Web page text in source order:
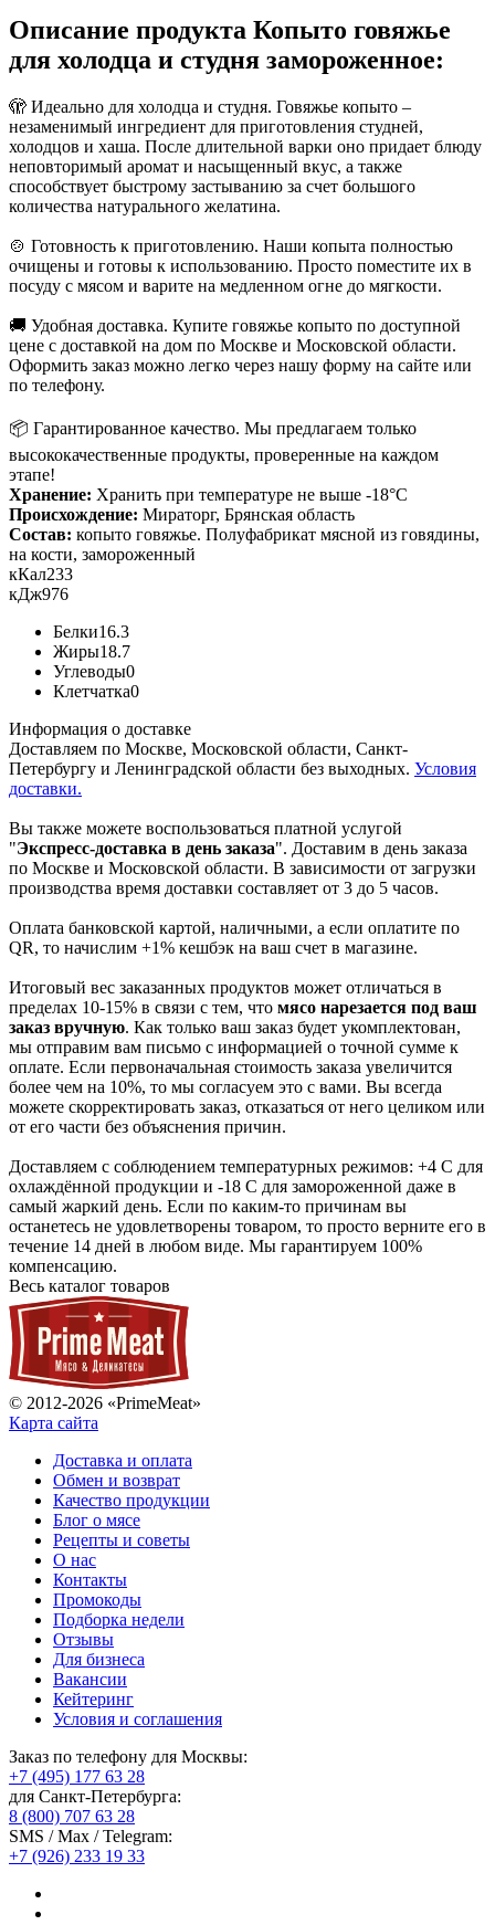
Описание продукта Копыто говяжье
для холодца и студня замороженное:
🫣 Идеально для холодца и студня. Говяжье копыто –
незаменимый ингредиент для приготовления студней,
холодцов и хаша. После длительной варки оно придает блюду
неповторимый аромат и насыщенный вкус, а также
способствует быстрому застыванию за счет большого
количества натурального желатина.
🍲 Готовность к приготовлению. Наши копыта полностью
очищены и готовы к использованию. Просто поместите их в
посуду с мясом и варите на медленном огне до мягкости.
🚚 Удобная доставка. Купите говяжье копыто по доступной
цене с доставкой на дом по Москве и Московской области.
Оформить заказ можно легко через нашу форму на сайте или
по телефону.
📦 Гарантированное качество. Мы предлагаем только
высококачественные продукты, проверенные на каждом
этапе!
Хранение: Хранить при температуре не выше -18°С
Происхождение: Мираторг, Брянская область
Состав: копыто говяжье. Полуфабрикат мясной из говядины,
на кости, замороженный
кКал233
кДж976
Белки16.3
Жиры18.7
Углеводы0
Клетчатка0
Информация о доставке
Доставляем по Москве, Московской области, Санкт-
Петербургу и Ленинградской области без выходных. Условия
доставки.
Вы также можете воспользоваться платной услугой
"Экспресс-доставка в день заказа". Доставим в день заказа
по Москве и Московской области. В зависимости от загрузки
производства время доставки составляет от 3 до 5 часов.
Оплата банковской картой, наличными, а если оплатите по
QR, то начислим +1% кешбэк на ваш счет в магазине.
Итоговый вес заказанных продуктов может отличаться в
пределах 10-15% в связи с тем, что мясо нарезается под ваш
заказ вручную. Как только ваш заказ будет укомплектован,
мы отправим вам письмо с информацией о точной сумме к
оплате. Если первоначальная стоимость заказа увеличится
более чем на 10%, то мы согласуем это с вами. Вы всегда
можете скорректировать заказ, отказаться от него целиком или
от его части без объяснения причин.
Доставляем с соблюдением температурных режимов: +4 С для
охлаждённой продукции и -18 С для замороженной даже в
самый жаркий день. Если по каким-то причинам вы
останетесь не удовлетворены товаром, то просто верните его в
течение 14 дней в любом виде. Мы гарантируем 100%
компенсацию.
Весь каталог товаров
© 2012-2026 «PrimeMeat»
Карта сайта
Доставка и оплата
Обмен и возврат
Качество продукции
Блог о мясе
Рецепты и советы
О нас
Контакты
Промокоды
Подборка недели
Отзывы
Для бизнеса
Вакансии
Кейтеринг
Условия и соглашения
Заказ по телефону для Москвы:
+7 (495) 177 63 28
для Санкт-Петербурга:
8 (800) 707 63 28
SMS / Max / Telegram:
+7 (926) 233 19 33